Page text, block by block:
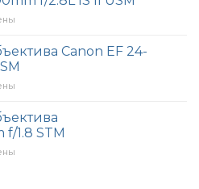
Canon EF 24-
f/1.8 STM